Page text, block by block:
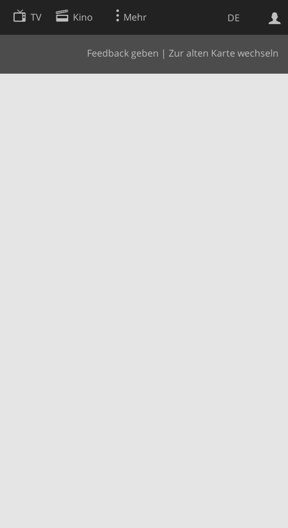
DE
TV Kino Mehr
Feedback geben | Zur alten Karte wechseln
Websuche